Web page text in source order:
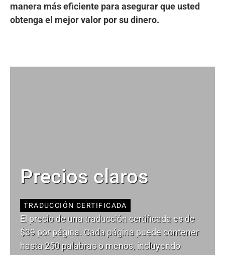
manera más eficiente para asegurar que usted
obtenga el mejor valor por su dinero.
Precios claros
TRADUCCIÓN CERTIFICADA
El precio de una traducción certificada es de
$39 por página. Cada página puede contener
hasta 250 palabras o menos, incluyendo